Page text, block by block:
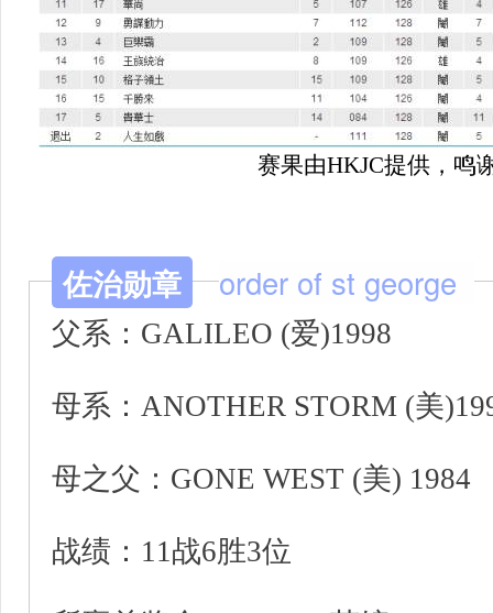
赛果由HKJC提供，鸣
佐治勋章 order of st george
父系：GALILEO (爱)1998
母系：ANOTHER STORM (美
母之父：GONE WEST (美) 1984
战绩：11战6胜3位